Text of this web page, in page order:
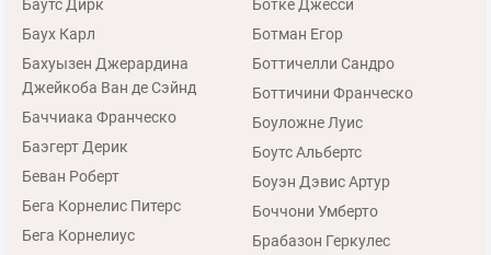
Баутс Дирк
Баух Карл
Бахуызен Джерардина
Джейкоба Ван де Сэйнд
Баччиака Франческо
Баэгерт Дерик
Беван Роберт
Бега Корнелис Питерс
Бега Корнелиус
Ботке Джесси
Ботман Егор
Боттичелли Сандро
Боттичини Франческо
Боуложне Луис
Боутс Альбертс
Боуэн Дэвис Артур
Боччони Умберто
Брабазон Геркулес